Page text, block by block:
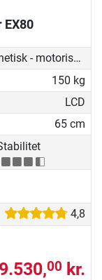
Magnetisk - motoriseret
150 kg
LCD
65 cm
4,8
00 kr.